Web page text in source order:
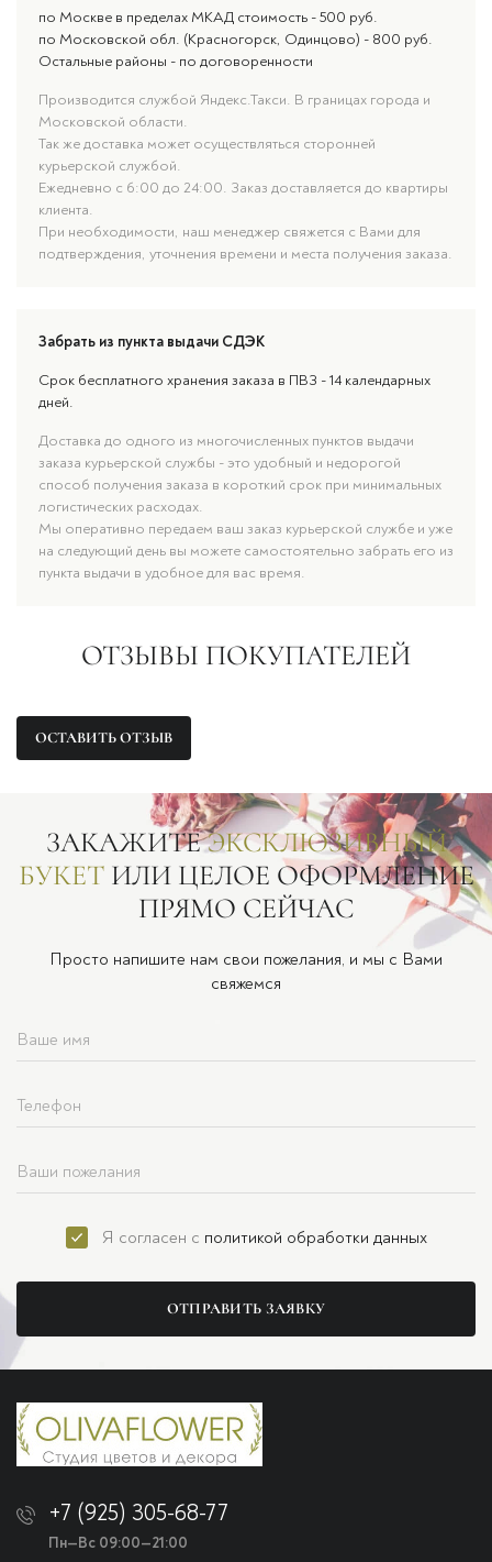
по Москве в пределах МКАД стоимость - 500 руб.
по Московской обл. (Красногорск, Одинцово) - 800 руб.
Остальные районы - по договоренности
Производится службой Яндекс.Такси. В границах города и
Московской области.
Так же доставка может осуществляться сторонней
курьерской службой.
Ежедневно с 6:00 до 24:00. Заказ доставляется до квартиры
клиента.
При необходимости, наш менеджер свяжется с Вами для
подтверждения, уточнения времени и места получения заказа.
Забрать из пункта выдачи СДЭК
Срок бесплатного хранения заказа в ПВЗ - 14 календарных
дней.
Доставка до одного из многочисленных пунктов выдачи
заказа курьерской службы - это удобный и недорогой
способ получения заказа в короткий срок при минимальных
логистических расходах.
Мы оперативно передаем ваш заказ курьерской службе и уже
на следующий день вы можете самостоятельно забрать его из
пункта выдачи в удобное для вас время.
ОТЗЫВЫ ПОКУПАТЕЛЕЙ
ОСТАВИТЬ ОТЗЫВ
ЗАКАЖИТЕЭКСКЛЮЗИВНЫЙ
БУКЕТИЛИ ЦЕЛОЕ ОФОРМЛЕНИЕ
ПРЯМО СЕЙЧАС
Просто напишите нам свои пожелания, и мы с Вами
свяжемся
Я согласен с политикой обработки данных
ОТПРАВИТЬ ЗАЯВКУ
+7 (925) 305-68-77
Пн—Вс 09:00—21:00